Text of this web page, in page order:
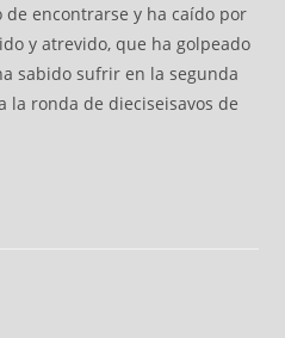
encontrarse y ha caído por
y atrevido, que ha golpeado
sabido sufrir en la segunda
ronda de dieciseisavos de